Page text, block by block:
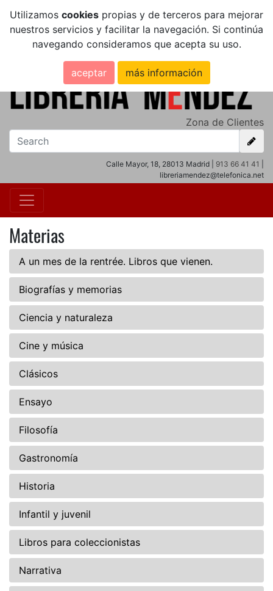
Utilizamos cookies propias y de terceros para mejorar
nuestros servicios y facilitar la navegación. Si continúa
navegando consideramos que acepta su uso.
aceptar más información
Zona de Clientes
Calle Mayor, 18, 28013 Madrid | 913 66 41 41
libreriamendez@telefonica.net
Materias
A un mes de la rentrée. Libros que vienen.
Biografías y memorias
Ciencia y naturaleza
Cine y música
Clásicos
Ensayo
Filosofía
Gastronomía
Historia
Infantil y juvenil
Libros para coleccionistas
Narrativa